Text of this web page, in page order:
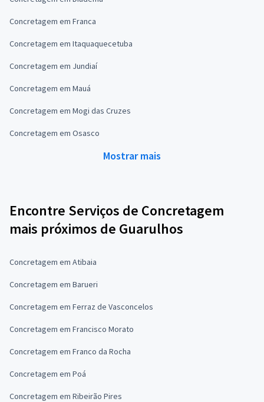
Concretagem em Franca
Concretagem em Itaquaquecetuba
Concretagem em Jundiaí
Concretagem em Mauá
Concretagem em Mogi das Cruzes
Concretagem em Osasco
Mostrar mais
Encontre Serviços de Concretagem
mais próximos de Guarulhos
Concretagem em Atibaia
Concretagem em Barueri
Concretagem em Ferraz de Vasconcelos
Concretagem em Francisco Morato
Concretagem em Franco da Rocha
Concretagem em Poá
Concretagem em Ribeirão Pires